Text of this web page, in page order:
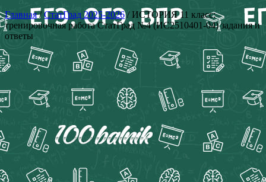
Главная/СтатГрад 2025-2026/ ИСТОРИЯ 11 класс:
тренировочная работа СтатГрад №4 (ИС2510401-04) задания и
ответы